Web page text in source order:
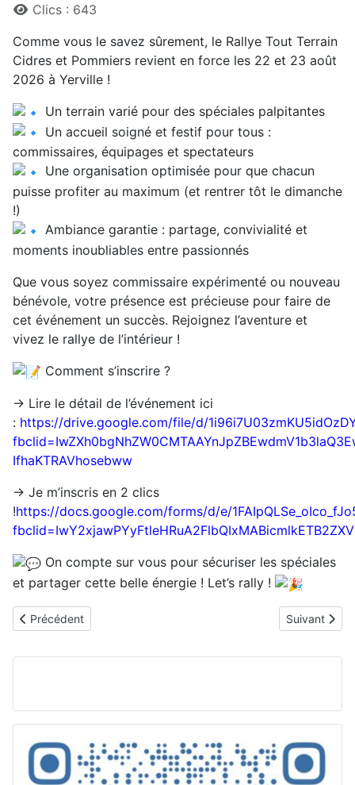
Clics : 643
Comme vous le savez sûrement, le Rallye Tout Terrain
Cidres et Pommiers revient en force les 22 et 23 août
2026 à Yerville !
Un terrain varié pour des spéciales palpitantes
Un accueil soigné et festif pour tous :
commissaires, équipages et spectateurs
Une organisation optimisée pour que chacun
puisse profiter au maximum (et rentrer tôt le dimanche
!)
Ambiance garantie : partage, convivialité et
moments inoubliables entre passionnés
Que vous soyez commissaire expérimenté ou nouveau
bénévole, votre présence est précieuse pour faire de
cet événement un succès. Rejoignez l’aventure et
vivez le rallye de l’intérieur !
Comment s’inscrire ?
→ Lire le détail de l’événement ici
: https://drive.google.com/file/d/
IfhaKTRAVhosebww
→ Je m’inscris en 2 clics
!https://docs.google.com/forms/d/e/
On compte sur vous pour sécuriser les spéciales
et partager cette belle énergie ! Let’s rally !
Article précédent : Cidres et Pommiers 2026
Précédent Article
Suivant